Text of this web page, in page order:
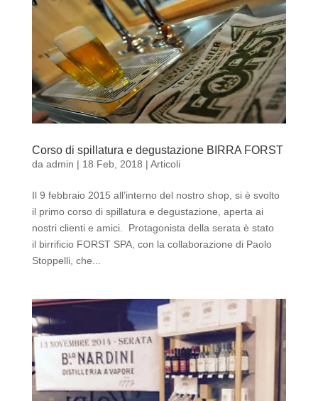
Corso di spillatura e degustazione BIRRA FORST
da admin | 18 Feb, 2018 | Articoli
Il 9 febbraio 2015 all’interno del nostro shop, si è svolto
il primo corso di spillatura e degustazione, aperta ai
nostri clienti e amici. Protagonista della serata è stato
il birrificio FORST SPA, con la collaborazione di Paolo
Stoppelli, che...